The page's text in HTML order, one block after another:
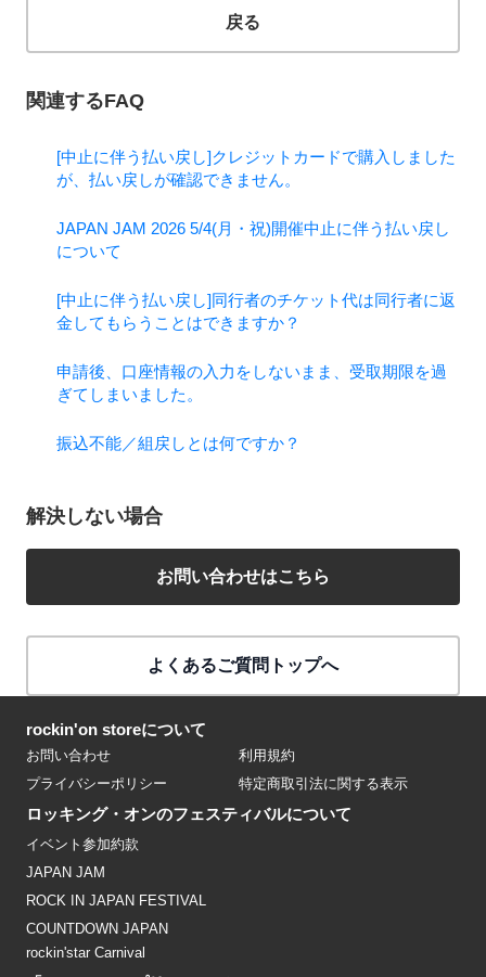
戻る
関連するFAQ
[中止に伴う払い戻し]クレジットカードで購入しました
が、払い戻しが確認できません。
JAPAN JAM 2026 5/4(月・祝)開催中止に伴う払い戻し
について
[中止に伴う払い戻し]同行者のチケット代は同行者に返
金してもらうことはできますか？
申請後、口座情報の入力をしないまま、受取期限を過
ぎてしまいました。
振込不能／組戻しとは何ですか？
解決しない場合
お問い合わせはこちら
よくあるご質問トップへ
rockin'on storeについて
お問い合わせ
利用規約
プライバシーポリシー
特定商取引法に関する表示
ロッキング・オンのフェスティバルについて
イベント参加約款
JAPAN JAM
ROCK IN JAPAN FESTIVAL
COUNTDOWN JAPAN
rockin'star Carnival